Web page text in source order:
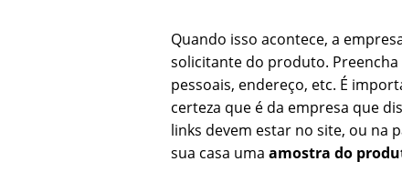
Quando isso acontece, a
solicitante do produto.
pessoais, endereço, etc. É
certeza que é da empresa que
links devem estar no site, ou na
sua casa uma amostra do